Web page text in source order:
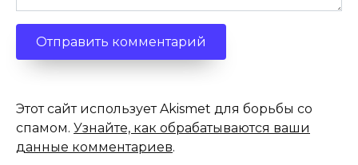
Этот сайт использует Akismet для борьбы со
спамом. Узнайте, как обрабатываются ваши
данные комментариев.